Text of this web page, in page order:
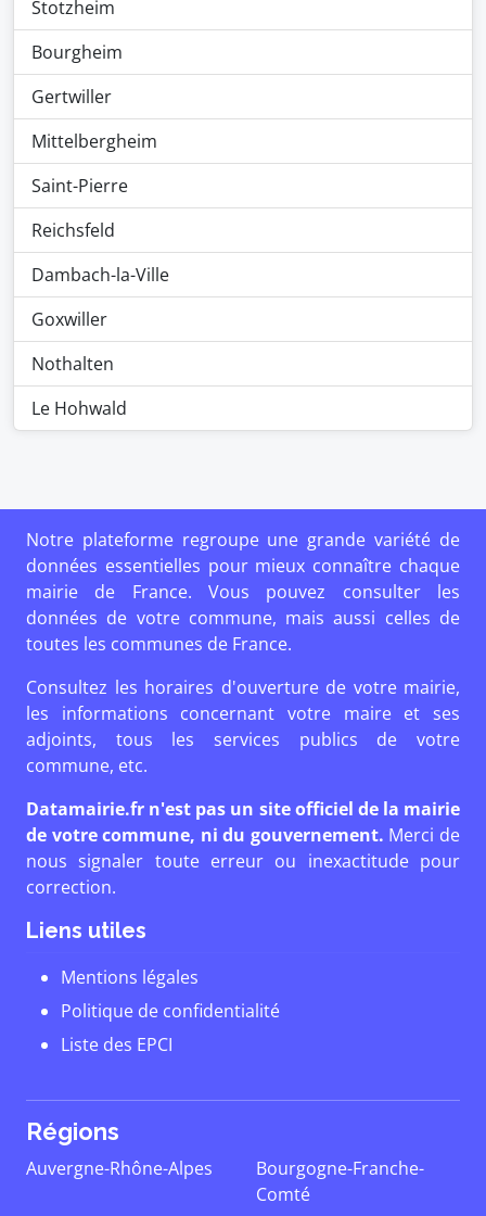
Stotzheim
Bourgheim
Gertwiller
Mittelbergheim
Saint-Pierre
Reichsfeld
Dambach-la-Ville
Goxwiller
Nothalten
Le Hohwald
Notre plateforme regroupe une grande variété de
données essentielles pour mieux connaître chaque
mairie de France. Vous pouvez consulter les
données de votre commune, mais aussi celles de
toutes les communes de France.
Consultez les horaires d'ouverture de votre mairie,
les informations concernant votre maire et ses
adjoints, tous les services publics de votre
commune, etc.
Datamairie.fr n'est pas un site officiel de la mairie
de votre commune, ni du gouvernement. Merci de
nous signaler toute erreur ou inexactitude pour
correction.
Liens utiles
Mentions légales
Politique de confidentialité
Liste des EPCI
Régions
Auvergne-Rhône-Alpes
Bourgogne-Franche-
Comté